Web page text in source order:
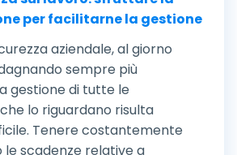
per facilitarne la gestione
aziendale, al giorno
sempre più
gestione di tutte le
lo riguardano risulta
Tenere costantemente
scadenze relative a